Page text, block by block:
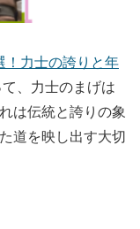
！力士の誇りと年
、力士のまげは
は伝統と誇りの象
道を映し出す大切